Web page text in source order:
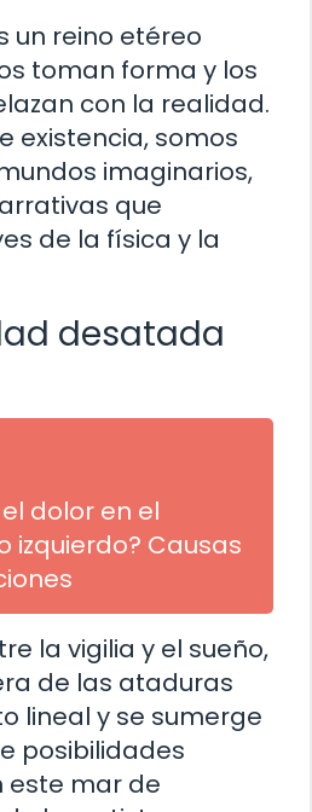
un reino etéreo
toman forma y los
con la realidad.
existencia, somos
imaginarios,
que
de la física y la
desatada
dolor en el
izquierdo? Causas
la vigilia y el sueño,
de las ataduras
lineal y se sumerge
posibilidades
este mar de